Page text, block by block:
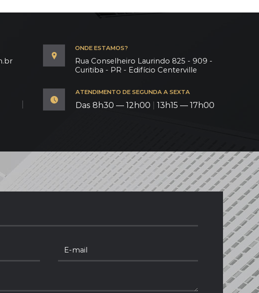
ONDE ESTAMOS?
Rua Conselheiro Laurindo 825 - 909 -
Curitiba - PR - Edifício Centerville
ATENDIMENTO DE SEGUNDA A SEXTA
Das 8h30 — 12h00 13h15 — 17h00